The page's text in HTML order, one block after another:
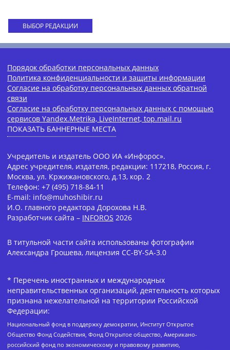
ВЫБОР РЕДАКЦИИ
Порядок обработки персональных данных
Политика конфиденциальности и защиты информации
Согласие на обработку персональных данных обратной
связи
Согласие на обработку персональных данных с помощью
сервисов Yandex.Metrika, LiveInternet, top.mail.ru
ПОКАЗАТЬ БАННЕРНЫЕ МЕСТА
Учредитель и издатель ООО ИА «Инфорос».
Адрес учредителя, издателя, редакции: 117218, Россия, г.
Москва, ул. Кржижановского, д.13, кор. 2
Телефон: +7 (495) 718-84-11
E-mail: info@muhoshibir.ru
И.О. главного редактора Дорохова Н.В.
Разработчик сайта – INFOROS 2026
В титульной части сайта использованы фотографии
Александра Грошева, лицензия CC-BY-SA-3.0
* Перечень иностранных и международных
неправительственных организаций, деятельность которых
признана нежелательной на территории Российской
Федерации:
Национальный фонд в поддержку демократии, Институт Открытое
Общество Фонд Содействия, Фонд Открытое общество, Американо-
российский фонд по экономическому и правовому развитию,